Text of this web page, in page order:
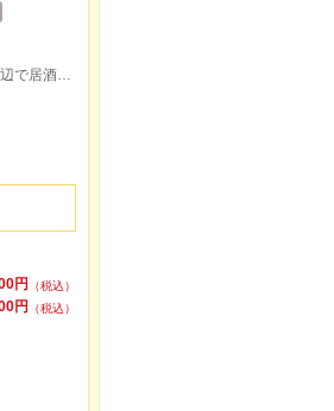
【仙台駅徒歩1分】平日早い時間は追加でポイント貯まります！仙台駅周辺で居酒屋をお探しなら、ぜひ当店へ！
円
（税込）
円
（税込）